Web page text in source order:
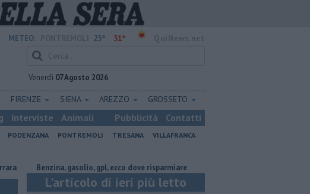
METEO: 23° 31°
Venerdì 07 Agosto 2026
FIRENZE SIENA AREZZO GROSSETO
Interviste Animali Pubblicità Contatti
PODENZANA PONTREMOLI TRESANA
VILLAFRANCA
​Benzina, gasolio, gpl, ecco dove risparmiare Pastora lotta coi lupi per difendere
L'articolo di ieri più letto